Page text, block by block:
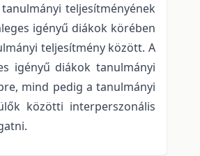
teljesítményének
igényű diákok körében
teljesítmény között. A
igényű diákok tanulmányi
mind pedig a tanulmányi
közötti interperszonális